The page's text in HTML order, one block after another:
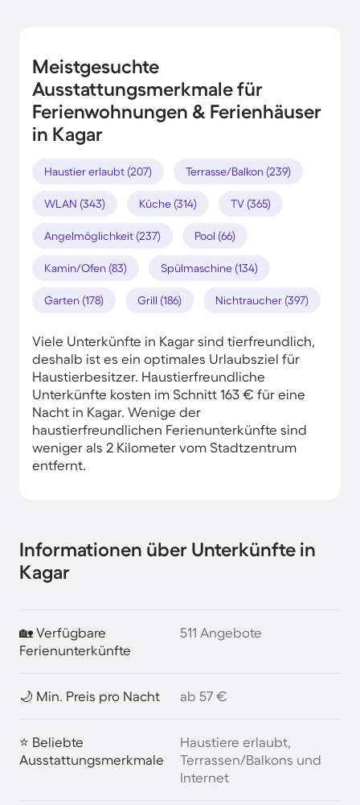
Meistgesuchte
Ausstattungsmerkmale für
Ferienwohnungen & Ferienhäuser
in Kagar
Haustier erlaubt (207) Terrasse/Balkon (239)
WLAN (343) Küche (314) TV (365)
Angelmöglichkeit (237) Pool (66)
Kamin/Ofen (83) Spülmaschine (134)
Garten (178) Grill (186) Nichtraucher (397)
Viele Unterkünfte in Kagar sind tierfreundlich,
deshalb ist es ein optimales Urlaubsziel für
Haustierbesitzer. Haustierfreundliche
Unterkünfte kosten im Schnitt 163 € für eine
Nacht in Kagar. Wenige der
haustierfreundlichen Ferienunterkünfte sind
weniger als 2 Kilometer vom Stadtzentrum
entfernt.
Informationen über Unterkünfte in
Kagar
🏡 Verfügbare
Ferienunterkünfte
511 Angebote
🌙 Min. Preis pro Nacht ab 57 €
⭐ Beliebte
Ausstattungsmerkmale
Haustiere erlaubt,
Terrassen/Balkons und
Internet